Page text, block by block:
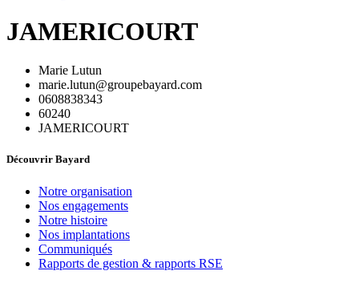
JAMERICOURT
Marie Lutun
marie.lutun@groupebayard.com
0608838343
60240
JAMERICOURT
Découvrir Bayard
Notre organisation
Nos engagements
Notre histoire
Nos implantations
Communiqués
Rapports de gestion & rapports RSE